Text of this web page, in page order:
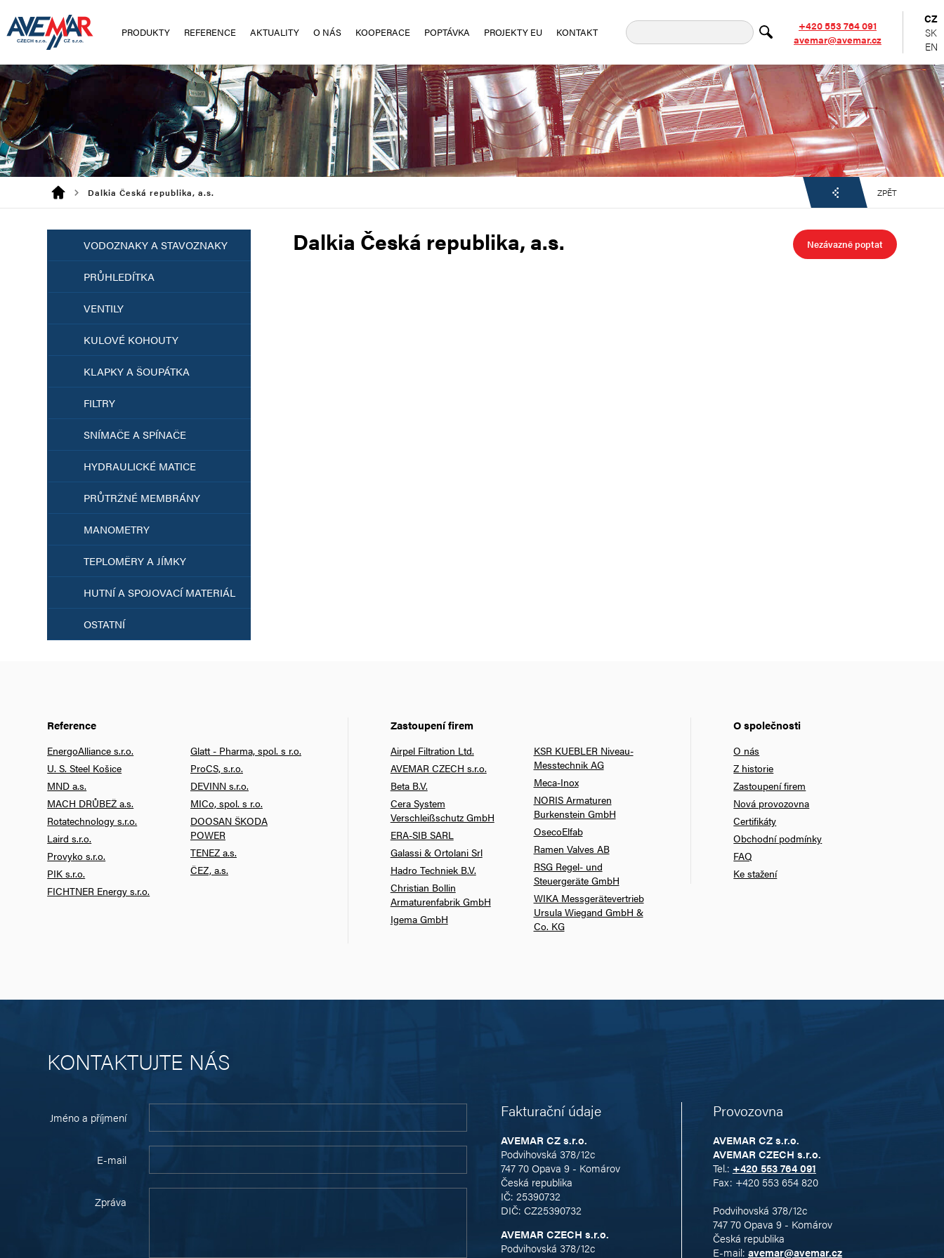
PRODUKTY REFERENCE AKTUALITY O NÁS KOOPERACE POPTÁVKA PROJEKTY EU KONTAKT
+420 553 764 091
avemar@avemar.cz
CZ
SK
EN
Dalkia Česká republika, a.s. ZPĚT
VODOZNAKY A STAVOZNAKY
PRŮHLEDÍTKA
VENTILY
KULOVÉ KOHOUTY
KLAPKY A ŠOUPÁTKA
FILTRY
SNÍMAČE A SPÍNAČE
HYDRAULICKÉ MATICE
PRŮTRŽNÉ MEMBRÁNY
MANOMETRY
TEPLOMĚRY A JÍMKY
HUTNÍ A SPOJOVACÍ MATERIÁL
OSTATNÍ
Dalkia Česká republika, a.s. Nezávazně poptat
Reference
EnergoAlliance s.r.o.
U. S. Steel Košice
MND a.s.
MACH DRŮBEŽ a.s.
Rotatechnology s.r.o.
Laird s.r.o.
Provyko s.r.o.
PIK s.r.o.
FICHTNER Energy s.r.o.
Glatt - Pharma, spol. s r.o.
ProCS, s.r.o.
DEVINN s.r.o.
MICo, spol. s r.o.
DOOSAN ŠKODA
POWER
TENEZ a.s.
ČEZ, a.s.
Zastoupení firem
Airpel Filtration Ltd.
AVEMAR CZECH s.r.o.
Beta B.V.
Cera System
Verschleißschutz GmbH
ERA-SIB SARL
Galassi & Ortolani Srl
Hadro Techniek B.V.
Christian Bollin
Armaturenfabrik GmbH
Igema GmbH
KSR KUEBLER Niveau-
Messtechnik AG
Meca-Inox
NORIS Armaturen
Burkenstein GmbH
OsecoElfab
Ramen Valves AB
RSG Regel- und
Steuergeräte GmbH
WIKA Messgerätevertrieb
Ursula Wiegand GmbH &
Co. KG
O společnosti
O nás
Z historie
Zastoupení firem
Nová provozovna
Certifikáty
Obchodní podmínky
FAQ
Ke stažení
KONTAKTUJTE NÁS
Jméno a příjmení
E-mail
Zpráva
Fakturační údaje
AVEMAR CZ s.r.o.
Podvihovská 378/12c
747 70 Opava 9 - Komárov
Česká republika
IČ: 25390732
DIČ: CZ25390732
AVEMAR CZECH s.r.o.
Podvihovská 378/12c
Provozovna
AVEMAR CZ s.r.o.
AVEMAR CZECH s.r.o.
Tel.: +420 553 764 091
Fax: +420 553 654 820
Podvihovská 378/12c
747 70 Opava 9 - Komárov
Česká republika
E-mail: avemar@avemar.cz